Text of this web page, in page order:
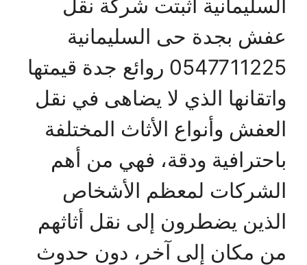
السليمانية أثبتت شركة نقل
عفش بجدة حى السليمانية
0547711225 روائع جدة قيمتها
واتقانها الذي لا يضاهى في نقل
العفش وأنواع الأثاث المختلفة
باحترافية ودقة، فهي من أهم
الشركات لمعظم الأشخاص
الذين يضطرون إلى نقل أثاثهم
من مكان إلى آخر، دون حدوث